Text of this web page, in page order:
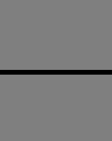
kończy się poza upperem,
utrzymanymi w
Znajdź swój styl i wrzuć
znajdziesz najlepiej